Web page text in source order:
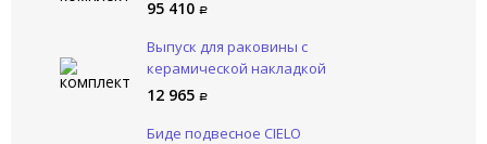
95 410
Выпуск для раковины с
керамической накладкой
CIELO Сива / SIWA PIL01 AV
12 965
Биде подвесное CIELO